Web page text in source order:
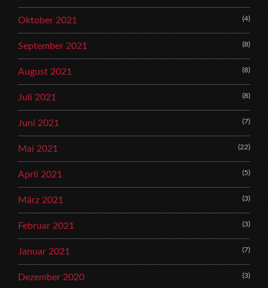
Oktober 2021 (4)
September 2021 (8)
August 2021 (8)
Juli 2021 (8)
Juni 2021 (7)
Mai 2021 (22)
April 2021 (5)
März 2021 (3)
Februar 2021 (3)
Januar 2021 (7)
Dezember 2020 (3)